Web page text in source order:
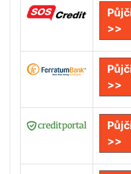
>>
>>
>>